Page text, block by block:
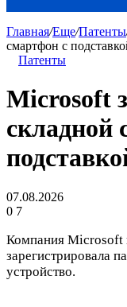
Главная/Еще/Патенты
смартфон с
Патенты
Microsoft
складной
07.08.2026
0 7
Компания Microsoft
зарегистрировала
устройство.